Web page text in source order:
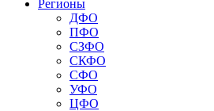
Регионы
ДФО
ПФО
СЗФО
СКФО
СФО
УФО
ЦФО